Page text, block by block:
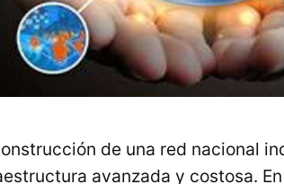
de una red nacional
avanzada y costosa.